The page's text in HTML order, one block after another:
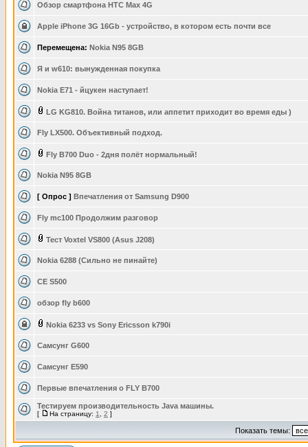
Обзор смартфона HTC Max 4G
Apple iPhone 3G 16Gb - устройство, в котором есть почти все
Перемещена: Nokia N95 8GB
Я и w610: вынужденная покупка
Nokia E71 - йцукен наступает!
LG KG810. Война титанов, или аппетит приходит во время еды )
Fly LX500. Объективный подход.
Fly B700 Duo - 2дня полёт нормальный!
Nokia N95 8GB
[ Опрос ] Впечатления от Samsung D900
Fly mc100 Продолжим разговор
Тест Voxtel VS800 (Asus J208)
Nokia 6288 (Сильно не пинайте)
СЕ S500
обзор fly b600
Nokia 6233 vs Sony Ericsson k790i
Самсунг G600
Самсунг Е590
Первые впечатления о FLY B700
Тестируем производительность Java машины.
[ На страницу: 1 2 ]
Показать темы: